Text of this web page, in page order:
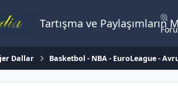
Tartışma ve
Dallar Basketbol - NBA - EuroLeague -